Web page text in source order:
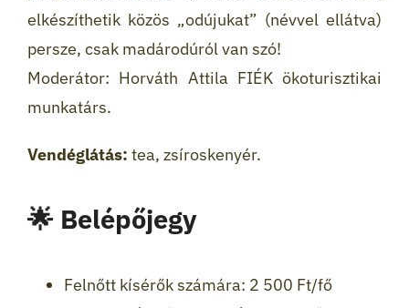
elkészíthetik közös „odújukat” (névvel ellátva)
persze, csak madárodúról van szó!
Moderátor: Horváth Attila FIÉK ökoturisztikai
munkatárs.
Vendéglátás: tea, zsíroskenyér.
🌟 Belépőjegy
Felnőtt kísérők számára: 2 500 Ft/fő